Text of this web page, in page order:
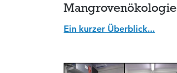
Mangrovenökologie
Ein kurzer Überblick...